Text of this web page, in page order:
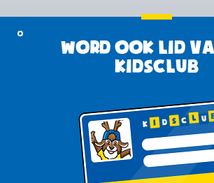
Word ook lid
KidsClub